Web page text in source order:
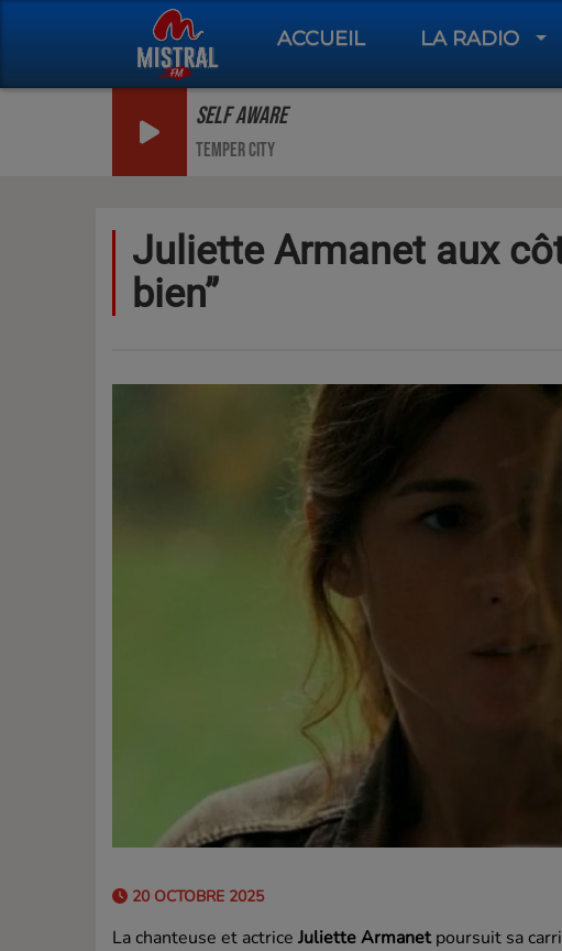
ACCUEIL LA RADIO
SELF AWARE
TEMPER CITY
Juliette Armanet aux
bien”
20 OCTOBRE 2025
La chanteuse et actrice Juliette Armanetpoursuit sa